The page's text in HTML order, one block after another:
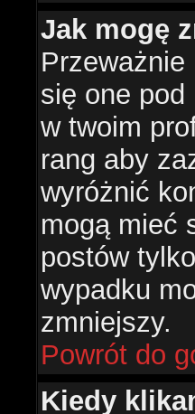
Jak mogę
się one
w twoim
rang aby
wyróżnić
mogą mieć
postów
wypadku
zmniejszy.
Powrót do
Kiedy